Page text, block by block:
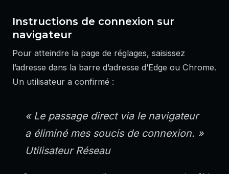
Instructions de connexion sur
navigateur
Pour atteindre la page de réglages, saisissez
l’adresse dans la barre d’adresse d’Edge ou Chrome.
Un utilisateur a confirmé :
« Le passage direct via le navigateur
a éliminé mes soucis de connexion. »
Utilisateur Réseau